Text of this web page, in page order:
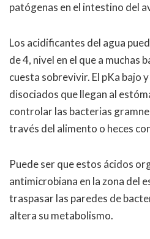
patógenas en el intestino del
Los acidificantes del agua
de 4, nivel en el que a muchas
cuesta sobrevivir. El pKa bajo
disociados que llegan al
controlar las bacterias
través del alimento o heces
Puede ser que estos ácidos
antimicrobiana en la zona del
traspasar las paredes de
altera su metabolismo.